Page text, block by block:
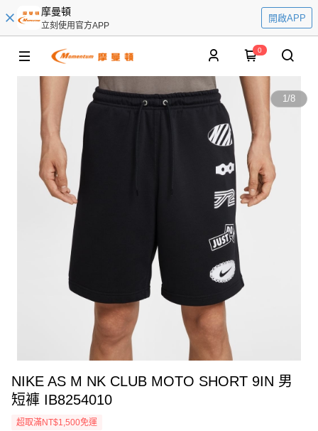
摩曼頓
立刻使用官方APP
開啟APP
0
1/8
NIKE AS M NK CLUB MOTO SHORT 9IN 男
短褲 IB8254010
超取滿NT$1,500免運